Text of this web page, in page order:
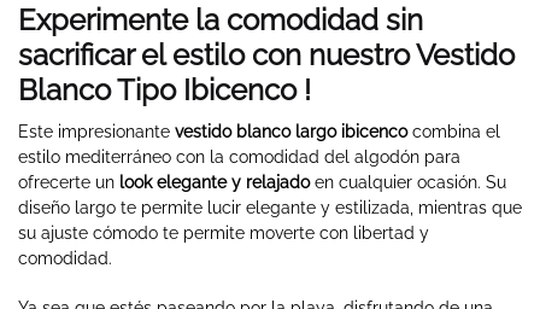
Experimente la comodidad sin
sacrificar el estilo con nuestro Vestido
Blanco Tipo Ibicenco !
Este impresionante vestido blanco largo ibicencocombina el
estilo mediterráneo con la comodidad del algodón para
ofrecerte un look elegante y relajadoen cualquier ocasión. Su
diseño largo te permite lucir elegante y estilizada, mientras que
su ajuste cómodo te permite moverte con libertad y
comodidad.